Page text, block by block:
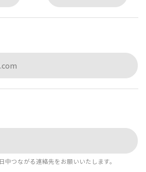
つながる連絡先をお願いいたします。